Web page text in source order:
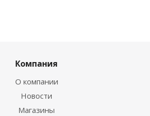
Компания
О компании
Новости
Магазины